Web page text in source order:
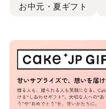
お中元・夏ギフト